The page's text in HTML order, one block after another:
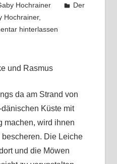
Hochrainer
Der
Hochrainer,
hinterlassen
und Rasmus
da am Strand von
Küste mit
machen, wird ihnen
Die Leiche
und die Möwen